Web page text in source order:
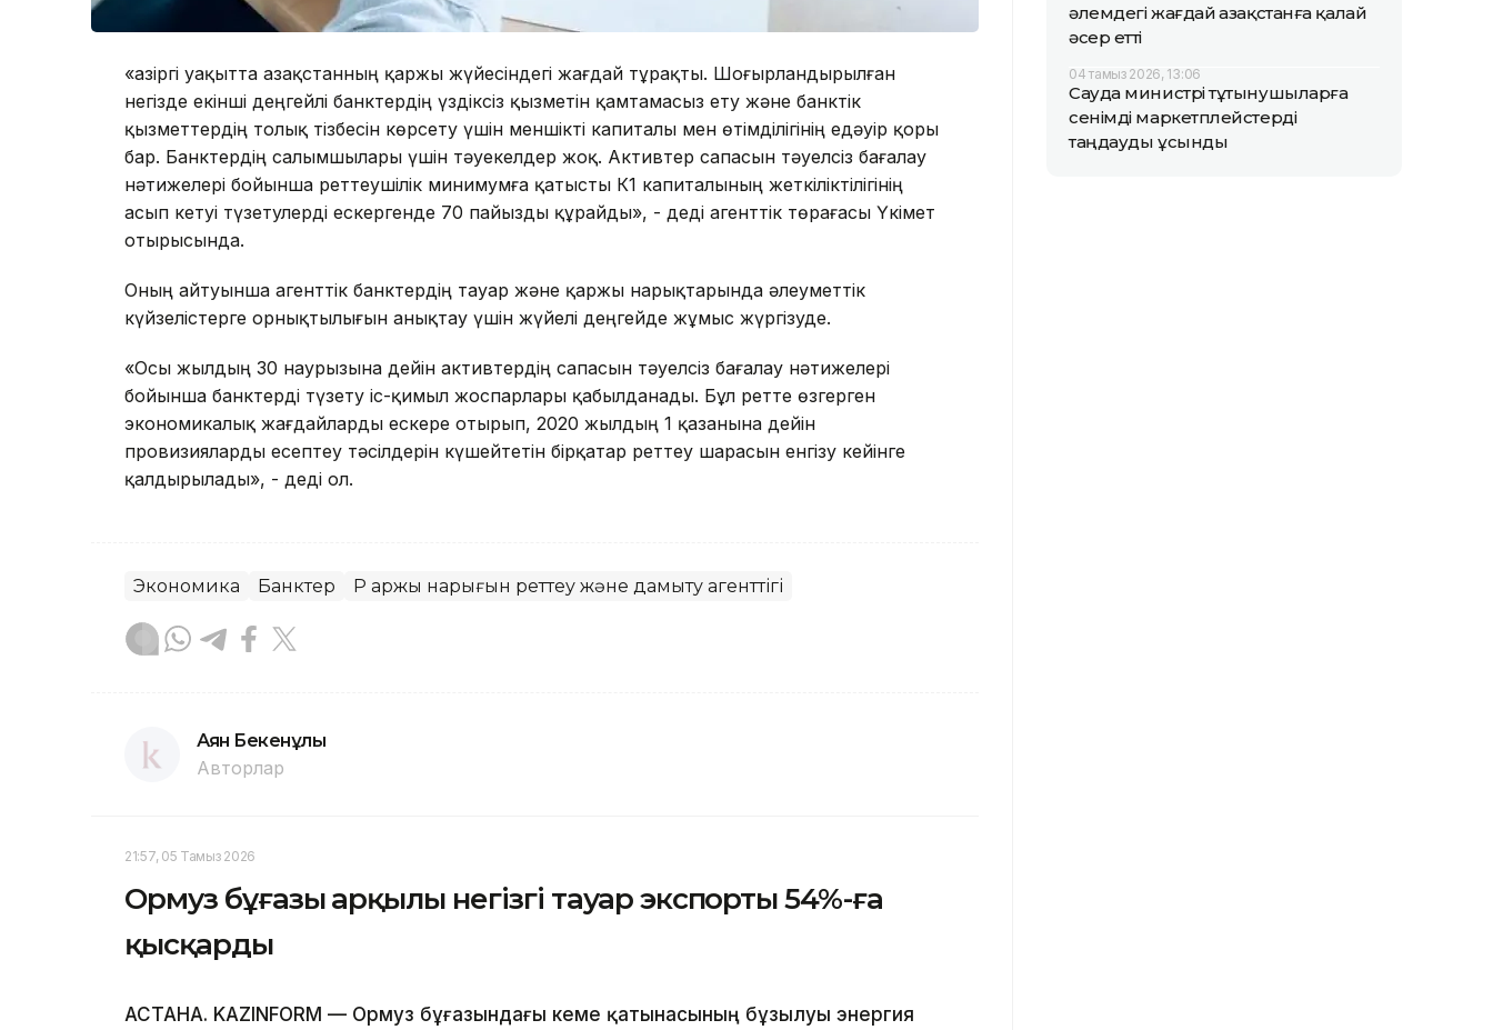
«Қазіргі уақытта Қазақстанның қаржы жүйесіндегі жағдай тұрақты. Шоғырландырылған
негізде екінші деңгейлі банктердің үздіксіз қызметін қамтамасыз ету және банктік
қызметтердің толық тізбесін көрсету үшін меншікті капиталы мен өтімділігінің едәуір қоры
бар. Банктердің салымшылары үшін тәуекелдер жоқ. Активтер сапасын тәуелсіз бағалау
нәтижелері бойынша реттеушілік минимумға қатысты К1 капиталының жеткіліктілігінің
асып кетуі түзетулерді ескергенде 70 пайызды құрайды», - деді агенттік төрағасы Үкімет
отырысында.
Оның айтуынша агенттік банктердің тауар және қаржы нарықтарында әлеуметтік
күйзелістерге орнықтылығын анықтау үшін жүйелі деңгейде жұмыс жүргізуде.
«Осы жылдың 30 наурызына дейін активтердің сапасын тәуелсіз бағалау нәтижелері
бойынша банктерді түзету іс-қимыл жоспарлары қабылданады. Бұл ретте өзгерген
экономикалық жағдайларды ескере отырып, 2020 жылдың 1 қазанына дейін
провизияларды есептеу тәсілдерін күшейтетін бірқатар реттеу шарасын енгізу кейінге
қалдырылады», - деді ол.
Экономика Банктер ҚР Қаржы нарығын реттеу және дамыту агенттігі
Аян Бекенұлы
Авторлар
21:57, 05 Тамыз 2026
Ормуз бұғазы арқылы негізгі тауар экспорты 54%-ға
қысқарды
АСТАНА. KAZINFORM — Ормуз бұғазындағы кеме қатынасының бұзылуы энергия
әлемдегі жағдай Қазақстанға қалай
әсер етті
04 тамыз 2026, 13:06
Сауда министрі тұтынушыларға
сенімді маркетплейстерді
таңдауды ұсынды